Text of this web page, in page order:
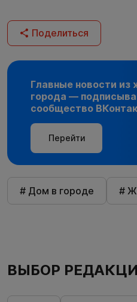
Поделиться
Главные новости из
города —
сообщество
Перейти
# Дом в городе #
ВЫБОР